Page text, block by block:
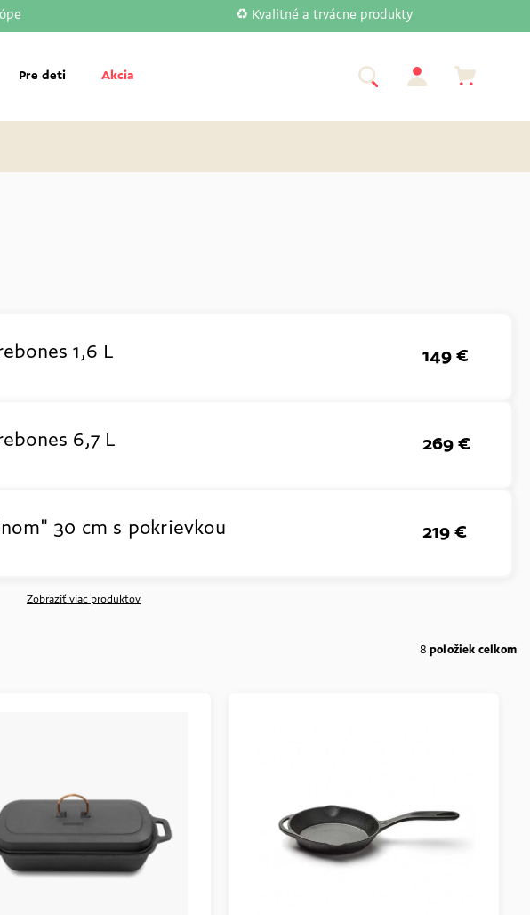
♻️ Kvalitné a trvácne produkty
Pre deti Akcia
1,6 L 149 €
6,7 L 269 €
30 cm s pokrievkou 219 €
Zobraziť viac produktov
8 položiek celkom